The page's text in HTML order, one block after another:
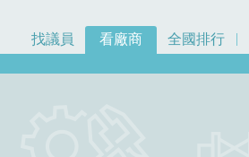
找議員 看廠商 全國排行